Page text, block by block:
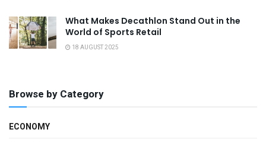
What Makes Decathlon Stand Out in the
World of Sports Retail
18 AUGUST 2025
Browse by Category
ECONOMY